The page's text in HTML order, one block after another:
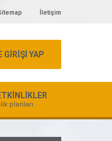
İletişim
GİRİŞİ YAP
planları